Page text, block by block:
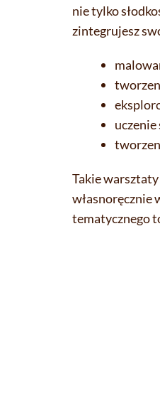
nie tylko
zintegrujesz
Takie
własnoręcznie
tematycznego